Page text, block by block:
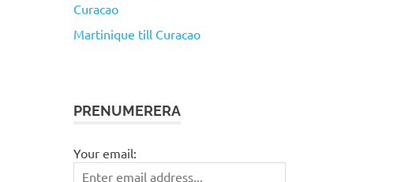
Curacao
Martinique till Curacao
PRENUMERERA
Your email: